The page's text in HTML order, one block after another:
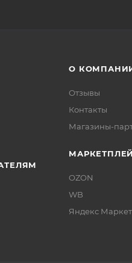
О
Отзывы
Контакты
Магазины-
OZON
WB
Яндекс Маркет